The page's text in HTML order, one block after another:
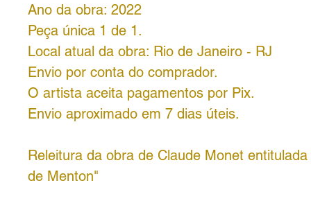
Ano da obra: 2022
Peça única 1 de 1.
Local atual da obra: Rio de Janeiro - RJ
Envio por conta do comprador.
O artista aceita pagamentos por Pix.
Envio aproximado em 7 dias úteis.
Releitura da obra de Claude Monet
de Menton"